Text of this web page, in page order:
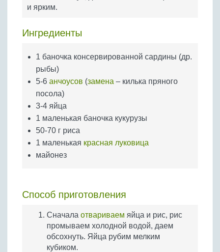
Бобовые
Крупы
и ярким.
Ингредиенты
1 баночка консервированной сардины (др.
рыбы)
5-6 анчоусов (замена – килька пряного
посола)
3-4 яйца
1 маленькая баночка кукурузы
50-70 г риса
1 маленькая красная луковица
майонез
Способ приготовления
Сначала отвариваем яйца и рис, рис
промываем холодной водой, даем
обсохнуть. Яйца рубим мелким
кубиком.